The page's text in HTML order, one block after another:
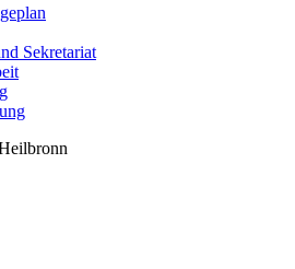
Sekretariat